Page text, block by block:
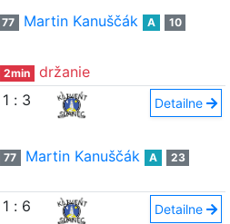
77 Martin Kanuščák A
10
2min
držanie
1 : 3 Detailne
77 Martin Kanuščák A
23
1 : 6 Detailne